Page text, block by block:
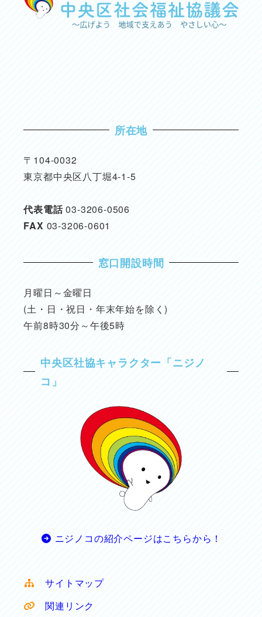
所在地
〒104-0032
東京都中央区八丁堀4-1-5
代表電話03-3206-0506
FAX 03-3206-0601
窓口開設時間
月曜日～金曜日
(土・日・祝日・年末年始を除く)
午前8時30分～午後5時
中央区社協キャラクター「ニジノ
コ」
ニジノコの紹介ページはこちらから！
サイトマップ
関連リンク